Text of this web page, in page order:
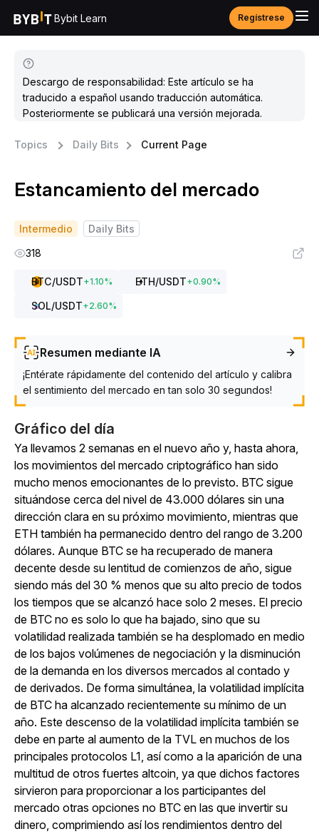
Bybit Learn Regístrese
Descargo de responsabilidad: Este artículo se ha
traducido a español usando traducción automática.
Posteriormente se publicará una versión mejorada.
Topics Daily Bits Current Page
Estancamiento del mercado
Intermedio
Daily Bits
318
BTC/USDT+1.10% ETH/USDT+0.90%
SOL/USDT+2.60%
Resumen mediante IA
¡Entérate rápidamente del contenido del artículo y calibra
el sentimiento del mercado en tan solo 30 segundos!
Gráfico del día
Ya llevamos 2 semanas en el nuevo año y, hasta ahora,
los movimientos del mercado criptográfico han sido
mucho menos emocionantes de lo previsto. BTC sigue
situándose cerca del nivel de 43.000 dólares sin una
dirección clara en su próximo movimiento, mientras que
ETH también ha permanecido dentro del rango de 3.200
dólares. Aunque BTC se ha recuperado de manera
decente desde su lentitud de comienzos de año, sigue
siendo más del 30 % menos que su alto precio de todos
los tiempos que se alcanzó hace solo 2 meses. El precio
de BTC no es solo lo que ha bajado, sino que su
volatilidad realizada también se ha desplomado en medio
de los bajos volúmenes de negociación y la disminución
de la demanda en los diversos mercados al contado y
de derivados. De forma simultánea, la volatilidad implícita
de BTC ha alcanzado recientemente su mínimo de un
año. Este descenso de la volatilidad implícita también se
debe en parte al aumento de la TVL en muchos de los
principales protocolos L1, así como a la aparición de una
multitud de otros fuertes altcoin, ya que dichos factores
sirvieron para proporcionar a los participantes del
mercado otras opciones no BTC en las que invertir su
dinero, comprimiendo así los rendimientos dentro del